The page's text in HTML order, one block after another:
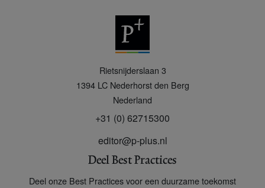
Rietsnijderslaan 3
1394 LC Nederhorst den Berg
Nederland
+31 (0) 62715300
editor@p-plus.nl
Deel Best Practices
Deel onze Best Practices voor een duurzame toekomst